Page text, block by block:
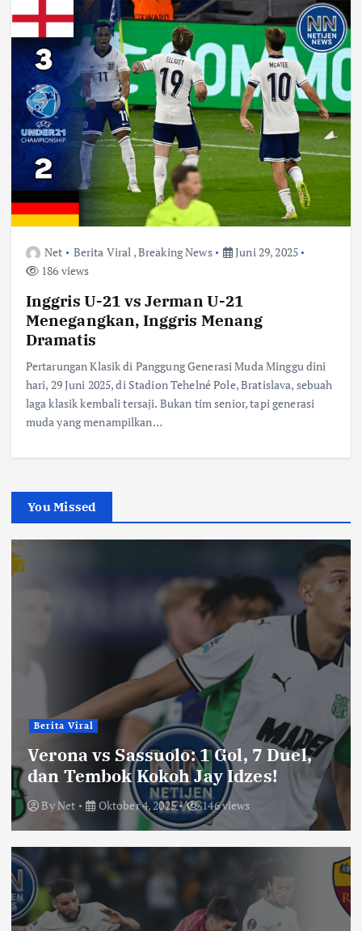
Net Berita Viral ,Breaking News
Juni 29, 2025
186 views
Inggris U-21 vs Jerman U-21
Menegangkan, Inggris Menang
Dramatis
Pertarungan Klasik di Panggung Generasi Muda Minggu dini
hari, 29 Juni 2025, di Stadion Tehelné Pole, Bratislava, sebuah
laga klasik kembali tersaji. Bukan tim senior, tapi generasi
muda yang menampilkan…
You Missed
Berita Viral
Verona vs Sassuolo: 1 Gol, 7 Duel,
dan Tembok Kokoh Jay Idzes!
ByNet Oktober 4, 2025 146 views